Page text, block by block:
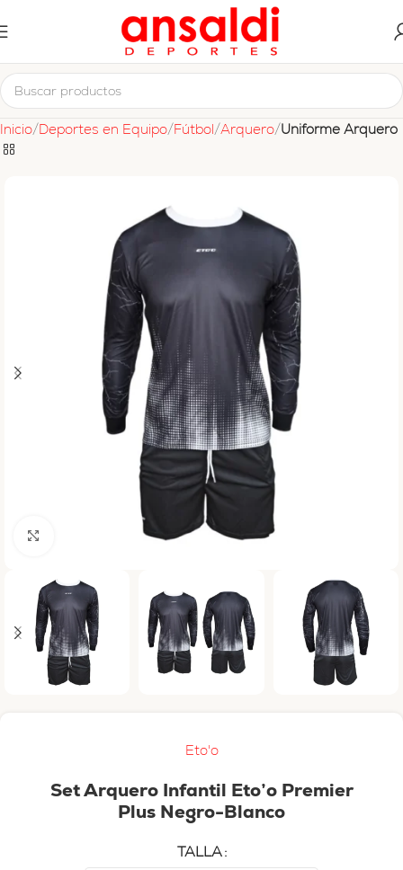
Inicio Deportes en Equipo Fútbol Arquero Uniforme Arquero
Haga clic para ampliar
Eto'o
Set Arquero Infantil Eto’o Premier
Plus Negro-Blanco
TALLA